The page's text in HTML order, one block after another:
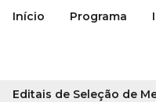
Início Programa
Editais de Seleção de